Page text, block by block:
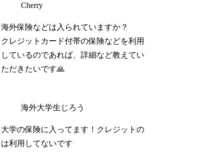
Cherry
海外保険などは入られていますか？
クレジットカード付帯の保険などを利用
しているのであれば、詳細など教えてい
ただきたいです🙏
海外大学生じろう
大学の保険に入ってます！クレジットの
は利用してないです